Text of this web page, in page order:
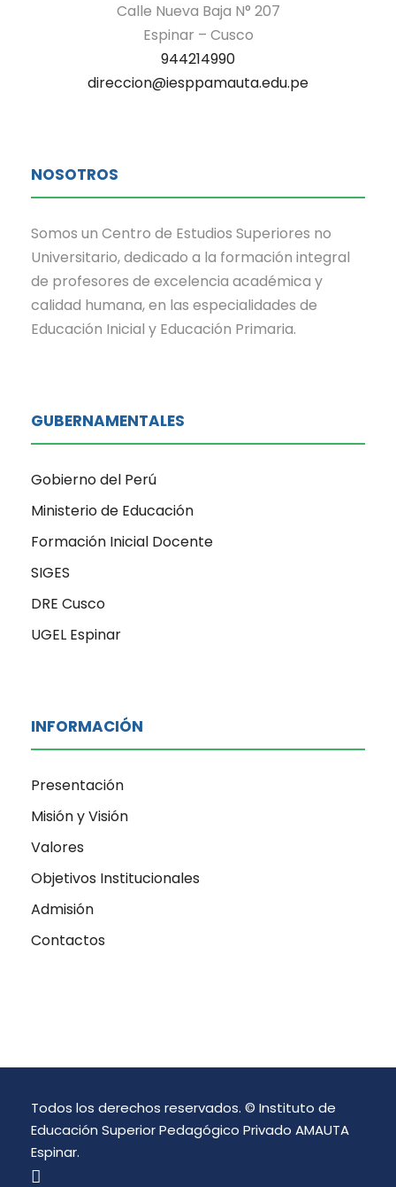
Calle Nueva Baja N° 207
Espinar – Cusco
944214990
direccion@iesppamauta.edu.pe
NOSOTROS
Somos un Centro de Estudios Superiores no
Universitario, dedicado a la formación integral
de profesores de excelencia académica y
calidad humana, en las especialidades de
Educación Inicial y Educación Primaria.
GUBERNAMENTALES
Gobierno del Perú
Ministerio de Educación
Formación Inicial Docente
SIGES
DRE Cusco
UGEL Espinar
INFORMACIÓN
Presentación
Misión y Visión
Valores
Objetivos Institucionales
Admisión
Contactos
Todos los derechos reservados. © Instituto de
Educación Superior Pedagógico Privado AMAUTA
Espinar.